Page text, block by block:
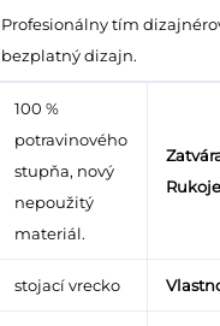
Profesionálny tím
bezplatný dizajn.
100 %
potravinového
stupňa, nový
nepoužitý
materiál.
stojací vrecko